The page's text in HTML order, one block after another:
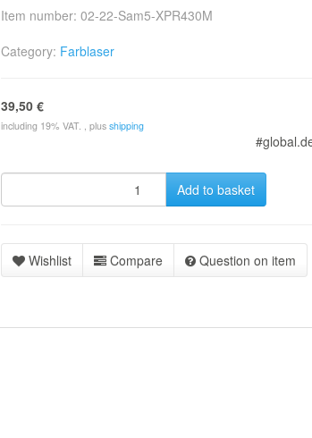
Item number: 02-22-Sam5-XPR430M
Category: Farblaser
39,50 €
including 19% VAT. , plus shipping
Add to basket
Wishlist Compare Question on item